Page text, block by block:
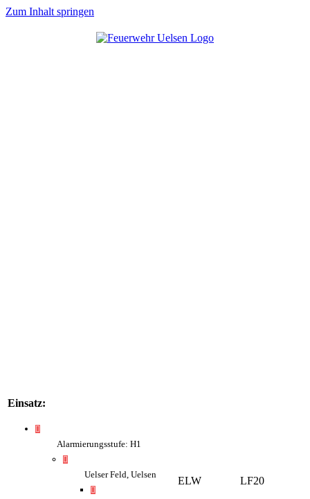
Zum Inhalt springen
Einsatz:
Alarmierungsstufe: H1
Uelser Feld, Uelsen
ELW LF20